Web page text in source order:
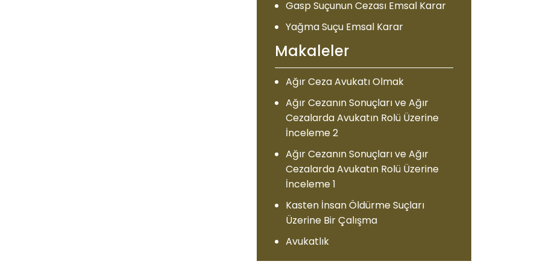
Gasp Suçunun Cezası Emsal Karar
Yağma Suçu Emsal Karar
Makaleler
Ağır Ceza Avukatı Olmak
Ağır Cezanın Sonuçları ve Ağır
Cezalarda Avukatın Rolü Üzerine
İnceleme 2
Ağır Cezanın Sonuçları ve Ağır
Cezalarda Avukatın Rolü Üzerine
İnceleme 1
Kasten İnsan Öldürme Suçları
Üzerine Bir Çalışma
Avukatlık